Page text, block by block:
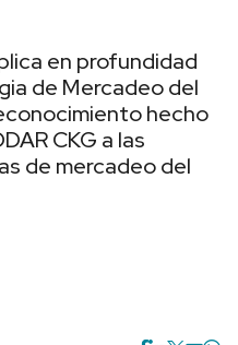
en profundidad
de Mercadeo del
hecho
CKG a las
de mercadeo del